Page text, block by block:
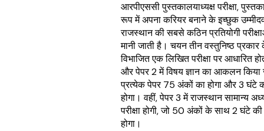
आरपीएससी पुस्तकालयाध्यक्ष परीक्षा,
रूप में अपना करियर बनाने के इच्छुक
राजस्थान की सबसे कठिन प्रतियोगी
मानी जाती है। चयन तीन वस्तुनिष्ठ प्रकार
विभाजित एक लिखित परीक्षा पर आधारित
और पेपर 2 में विषय ज्ञान का आकलन किया
प्रत्येक पेपर 75 अंकों का होगा और 3 घंटे
होगा। वहीं, पेपर 3 में राजस्थान सामान्य
परीक्षा होगी, जो 50 अंकों के साथ 2 घंटे
होगा।